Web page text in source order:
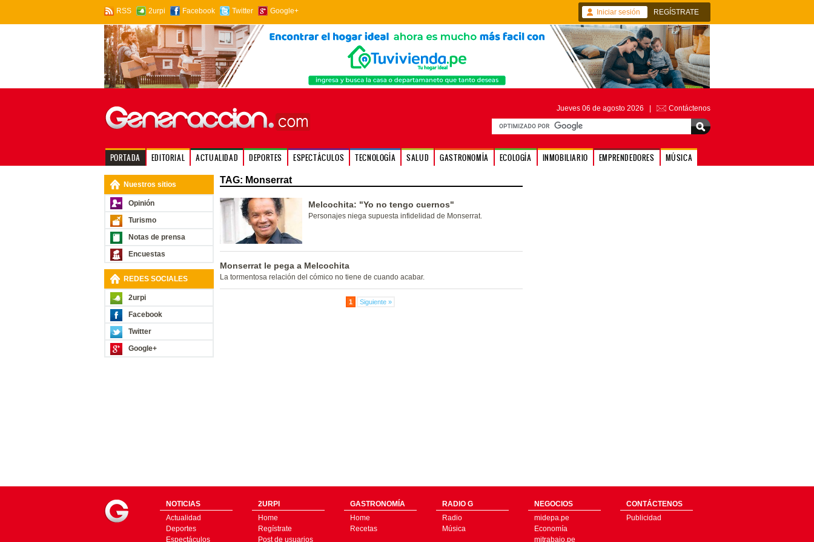
RSS 2urpi Facebook Twitter Google+ Iniciar sesión REGÍSTRATE
Jueves 06 de agosto 2026 | Contáctenos
PORTADA EDITORIAL ACTUALIDAD DEPORTES ESPECTÁCULOS TECNOLOGÍA SALUD GASTRONOMÍA ECOLOGÍA INMOBILIARIO EMPRENDEDORES MÚSICA
Nuestros sitios
Opinión
Turismo
Notas de prensa
Encuestas
REDES SOCIALES
2urpi
Facebook
Twitter
Google+
TAG: Monserrat
Melcochita: "Yo no tengo cuernos"
Personajes niega supuesta infidelidad de Monserrat.
Monserrat le pega a Melcochita
La tormentosa relación del cómico no tiene de cuando acabar.
1 Siguiente »
NOTICIAS
Actualidad
Deportes
Espectáculos
2URPI
Home
Regístrate
Post de usuarios
GASTRONOMÍA
Home
Recetas
RADIO G
Radio
Música
NEGOCIOS
midepa.pe
Economía
mitrabajo.pe
CONTÁCTENOS
Publicidad